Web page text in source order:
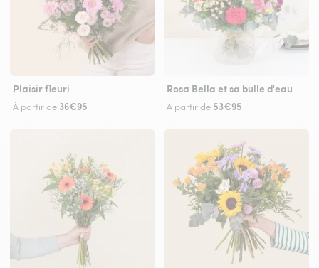
Plaisir fleuri
À partir de 36€95
Rosa Bella et sa bulle d'eau
À partir de 53€95